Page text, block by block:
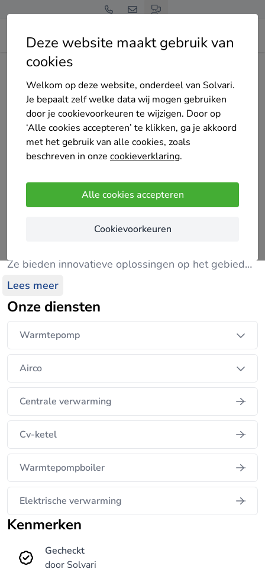
Deze website maakt gebruik van
cookies
Welkom op deze website, onderdeel van Solvari.
Je bepaalt zelf welke data wij mogen gebruiken
door je cookievoorkeuren te wijzigen. Door op
‘Alle cookies accepteren’ te klikken, ga je akkoord
met het gebruik van alle cookies, zoals
beschreven in onze cookieverklaring.
Alle cookies accepteren
Cookievoorkeuren
Home Cv-ketel
Elite Klimaat Groep BV
Nog geen reviews
Hilversum
Elite Klimaat Groep is een toonaangevend bedrijf
Ze bieden innovatieve oplossingen op het gebied
van verwarming, ventilation, airconditioning en
elektriciteit voor zowel particuliere als zakelijke
klanten. Met jaren ervaring en een focus op
duurzaamheid, streeft Elite Klimaat Groep naar
comfortabele en energiezuinige leef- en
werkomgevingen.
Lees meer
Onze diensten
Warmtepomp
Airco
Centrale verwarming
Cv-ketel
Warmtepompboiler
Elektrische verwarming
Kenmerken
Gecheckt
door Solvari